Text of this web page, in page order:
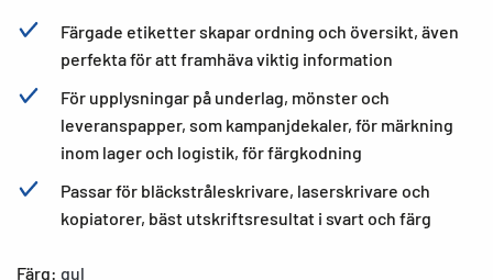
Färgade etiketter skapar ordning och översikt, även
perfekta för att framhäva viktig information
För upplysningar på underlag, mönster och
leveranspapper, som kampanjdekaler, för märkning
inom lager och logistik, för färgkodning
Passar för bläckstråleskrivare, laserskrivare och
kopiatorer, bäst utskriftsresultat i svart och färg
Färg: gul